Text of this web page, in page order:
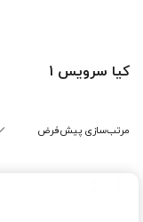
کيا سرويس 1